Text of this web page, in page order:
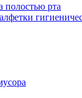
полостью рта